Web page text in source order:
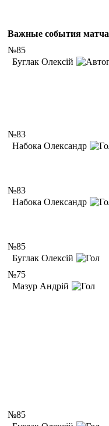
Важные события матча
№85
Буглак Олексій
№83
Набока Олександр
№83
Набока Олександр
№85
Буглак Олексій
№75
Мазур Андрій
№85